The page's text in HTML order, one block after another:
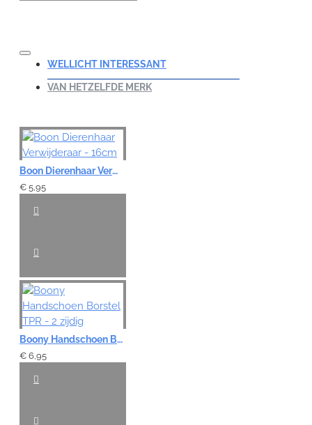
WELLICHT INTERESSANT
VAN HETZELFDE MERK
Boon Dierenhaar Verwijderaar - 16cm
€ 5,95
Boony Handschoen Borstel TPR - 2 zijdig
€ 6,95